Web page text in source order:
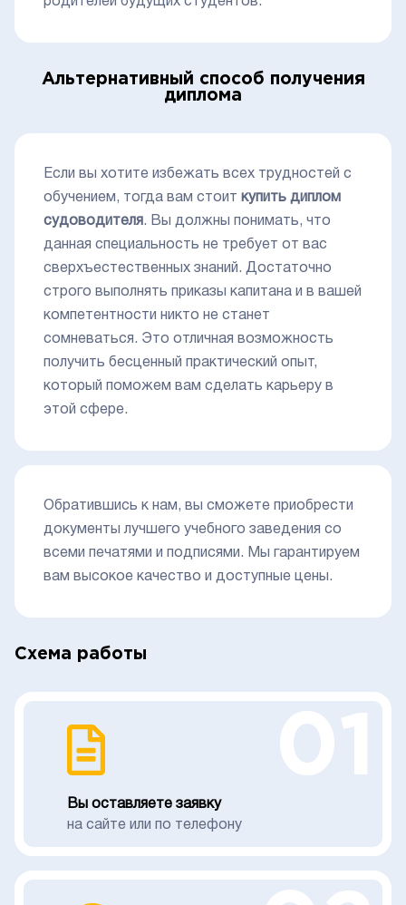
Альтернативный способ получения
диплома
Если вы хотите избежать всех трудностей с
обучением, тогда вам стоит купить диплом
судоводителя . Вы должны понимать, что
данная специальность не требует от вас
сверхъестественных знаний. Достаточно
строго выполнять приказы капитана и в вашей
компетентности никто не станет
сомневаться. Это отличная возможность
получить бесценный практический опыт,
который поможем вам сделать карьеру в
этой сфере.
Обратившись к нам, вы сможете приобрести
документы лучшего учебного заведения со
всеми печатями и подписями. Мы гарантируем
вам высокое качество и доступные цены.
Схема работы
Вы оставляете заявку
на сайте или по телефону